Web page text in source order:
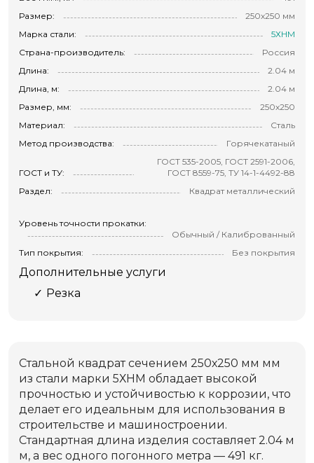
Размер:
250х250 мм
Марка стали:
5ХНМ
Страна-производитель:
Россия
Длина:
2.04 м
Длина, м:
2.04 м
Размер, мм:
250х250
Материал:
Сталь
Метод производства:
Горячекатаный
ГОСТ и ТУ:
ГОСТ 535-2005, ГОСТ 2591-2006,
ГОСТ 8559-75, ТУ 14-1-4492-88
Раздел:
Квадрат металлический
Уровень точности прокатки:
Обычный / Калиброванный
Тип покрытия:
Без покрытия
Дополнительные услуги
Резка
Стальной квадрат сечением 250х250 мм мм
из стали марки 5ХНМ обладает высокой
прочностью и устойчивостью к коррозии, что
делает его идеальным для использования в
строительстве и машиностроении.
Стандартная длина изделия составляет 2.04 м
м, а вес одного погонного метра — 491 кг.